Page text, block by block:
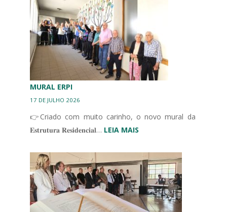
IBÉRICO
EM
UNIDADES
DE
CUIDADOS
CONTINUADOS
INTEGRADOS
MURAL ERPI
17 DE JULHO 2026
👉Criado com muito carinho, o novo mural da
𝐄𝐬𝐭𝐫𝐮𝐭𝐮𝐫𝐚 𝐑𝐞𝐬𝐢𝐝𝐞𝐧𝐜𝐢𝐚𝐥… LEIA MAIS:
ERPI